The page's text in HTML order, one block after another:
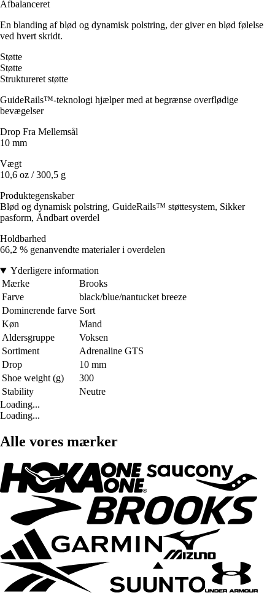
Afbalanceret
En blanding af blød og dynamisk polstring, der giver en blød følelse
ved hvert skridt.
Støtte
Støtte
Struktureret støtte
GuideRails™-teknologi hjælper med at begrænse overflødige
bevægelser
Drop Fra Mellemsål
10 mm
Vægt
10,6 oz / 300,5 g
Produktegenskaber
Blød og dynamisk polstring, GuideRails™ støttesystem, Sikker
pasform, Åndbart overdel
Holdbarhed
66,2 % genanvendte materialer i overdelen
Yderligere information
Mærke
Brooks
Farve
black/blue/nantucket breeze
Dominerende farve Sort
Køn
Mand
Aldersgruppe
Voksen
Sortiment
Adrenaline GTS
Drop
10 mm
Shoe weight (g)
300
Stability
Neutre
Loading...
Loading...
Alle vores mærker